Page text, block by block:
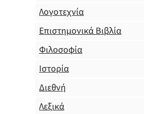
Λογοτεχνία
Επιστημονικά Βιβλία
Φιλοσοφία
Ιστορία
Διεθνή
Λεξικά